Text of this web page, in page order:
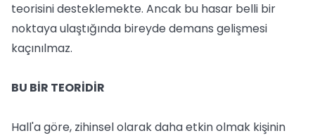
teorisini desteklemekte. Ancak bu hasar belli bir
noktaya ulaştığında bireyde demans gelişmesi
kaçınılmaz.
BU BİR TEORİDİR
Hall'a göre, zihinsel olarak daha etkin olmak kişinin